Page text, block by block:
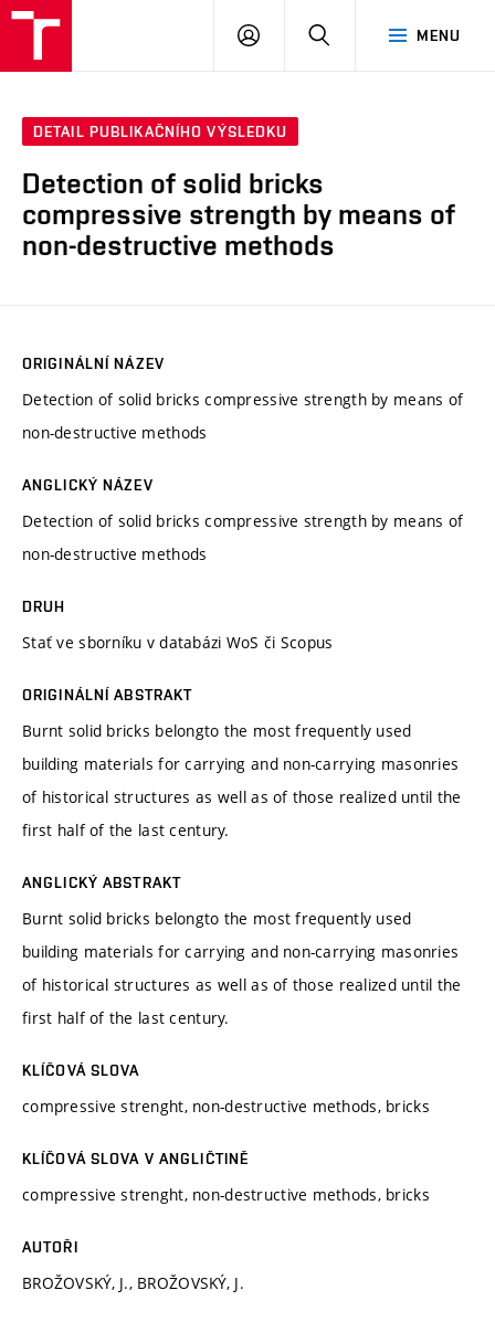
MENU
PŘIHLÁSIT
DETAIL PUBLIKAČNÍHO VÝSLEDKU
Detection of solid bricks
compressive strength by means of
non-destructive methods
ORIGINÁLNÍ NÁZEV
Detection of solid bricks compressive strength by means of
non-destructive methods
ANGLICKÝ NÁZEV
Detection of solid bricks compressive strength by means of
non-destructive methods
DRUH
Stať ve sborníku v databázi WoS či Scopus
ORIGINÁLNÍ ABSTRAKT
Burnt solid bricks belongto the most frequently used
building materials for carrying and non-carrying masonries
of historical structures as well as of those realized until the
first half of the last century.
ANGLICKÝ ABSTRAKT
Burnt solid bricks belongto the most frequently used
building materials for carrying and non-carrying masonries
of historical structures as well as of those realized until the
first half of the last century.
KLÍČOVÁ SLOVA
compressive strenght, non-destructive methods, bricks
KLÍČOVÁ SLOVA V ANGLIČTINĚ
compressive strenght, non-destructive methods, bricks
AUTOŘI
BROŽOVSKÝ, J., BROŽOVSKÝ, J.